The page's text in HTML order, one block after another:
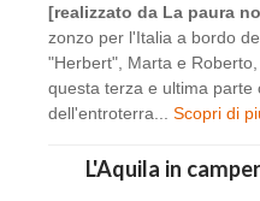
[realizzato da La paura
zonzo per l'Italia a bordo
"Herbert", Marta e
questa terza e ultima parte
dell'entroterra... Scopri di
L'Aquila in